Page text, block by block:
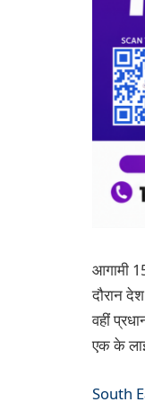
आगामी
दौरान
वहीं
एक के
South